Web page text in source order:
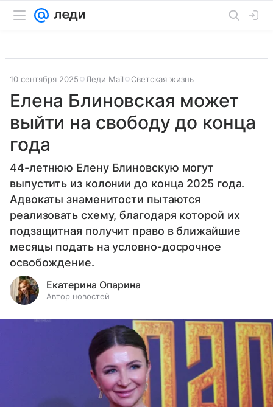
10 сентября 2025 Леди Mail Светская жизнь
Елена Блиновская может
выйти на свободу до конца
года
44-летнюю Елену Блиновскую могут
выпустить из колонии до конца 2025 года.
Адвокаты знаменитости пытаются
реализовать схему, благодаря которой их
подзащитная получит право в ближайшие
месяцы подать на условно-досрочное
освобождение.
Екатерина Опарина
Автор новостей